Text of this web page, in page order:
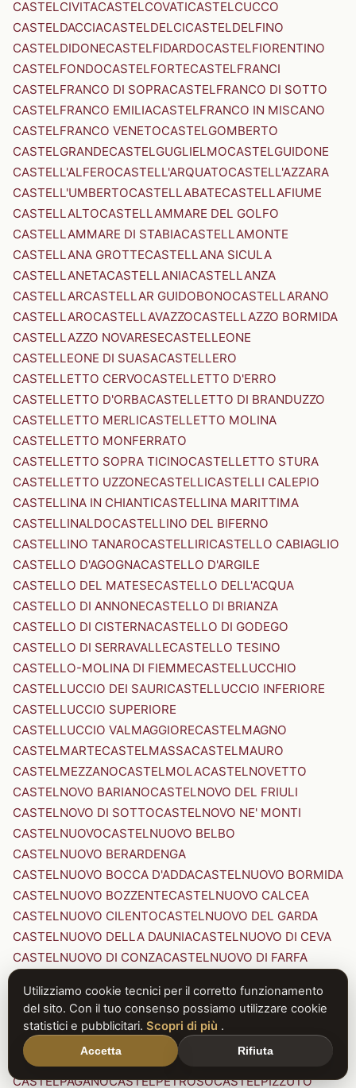
CASTELCIVITACASTELCOVATICASTELCUCCO
CASTELDACCIACASTELDELCICASTELDELFINO
CASTELDIDONECASTELFIDARDOCASTELFIORENTINO
CASTELFONDOCASTELFORTECASTELFRANCI
CASTELFRANCO DI SOPRACASTELFRANCO DI SOTTO
CASTELFRANCO EMILIACASTELFRANCO IN MISCANO
CASTELFRANCO VENETOCASTELGOMBERTO
CASTELGRANDECASTELGUGLIELMOCASTELGUIDONE
CASTELL'ALFEROCASTELL'ARQUATOCASTELL'AZZARA
CASTELL'UMBERTOCASTELLABATECASTELLAFIUME
CASTELLALTOCASTELLAMMARE DEL GOLFO
CASTELLAMMARE DI STABIACASTELLAMONTE
CASTELLANA GROTTECASTELLANA SICULA
CASTELLANETACASTELLANIACASTELLANZA
CASTELLARCASTELLAR GUIDOBONOCASTELLARANO
CASTELLAROCASTELLAVAZZOCASTELLAZZO BORMIDA
CASTELLAZZO NOVARESECASTELLEONE
CASTELLEONE DI SUASACASTELLERO
CASTELLETTO CERVOCASTELLETTO D'ERRO
CASTELLETTO D'ORBACASTELLETTO DI BRANDUZZO
CASTELLETTO MERLICASTELLETTO MOLINA
CASTELLETTO MONFERRATO
CASTELLETTO SOPRA TICINOCASTELLETTO STURA
CASTELLETTO UZZONECASTELLICASTELLI CALEPIO
CASTELLINA IN CHIANTICASTELLINA MARITTIMA
CASTELLINALDOCASTELLINO DEL BIFERNO
CASTELLINO TANAROCASTELLIRICASTELLO CABIAGLIO
CASTELLO D'AGOGNACASTELLO D'ARGILE
CASTELLO DEL MATESECASTELLO DELL'ACQUA
CASTELLO DI ANNONECASTELLO DI BRIANZA
CASTELLO DI CISTERNACASTELLO DI GODEGO
CASTELLO DI SERRAVALLECASTELLO TESINO
CASTELLO-MOLINA DI FIEMMECASTELLUCCHIO
CASTELLUCCIO DEI SAURICASTELLUCCIO INFERIORE
CASTELLUCCIO SUPERIORE
CASTELLUCCIO VALMAGGIORECASTELMAGNO
CASTELMARTECASTELMASSACASTELMAURO
CASTELMEZZANOCASTELMOLACASTELNOVETTO
CASTELNOVO BARIANOCASTELNOVO DEL FRIULI
CASTELNOVO DI SOTTOCASTELNOVO NE' MONTI
CASTELNUOVOCASTELNUOVO BELBO
CASTELNUOVO BERARDENGA
CASTELNUOVO BOCCA D'ADDACASTELNUOVO BORMIDA
CASTELNUOVO BOZZENTECASTELNUOVO CALCEA
CASTELNUOVO CILENTOCASTELNUOVO DEL GARDA
CASTELNUOVO DELLA DAUNIACASTELNUOVO DI CEVA
CASTELNUOVO DI CONZACASTELNUOVO DI FARFA
CASTELNUOVO DI PORTO CASTELNUOVO DON BOSCO
CASTELNUOVO MAGRACASTELNUOVO NIGRA
CASTELNUOVO PARANOCASTELNUOVO RANGONE
CASTELNUOVO SCRIVIA
CASTELNUOVO VAL DI CECINA
CASTELPAGANOCASTELPETROSOCASTELPIZZUTO
Utilizziamo cookie tecnici per il corretto funzionamento
del sito. Con il tuo consenso possiamo utilizzare cookie
statistici e pubblicitari. Scopri di più .
Accetta Rifiuta